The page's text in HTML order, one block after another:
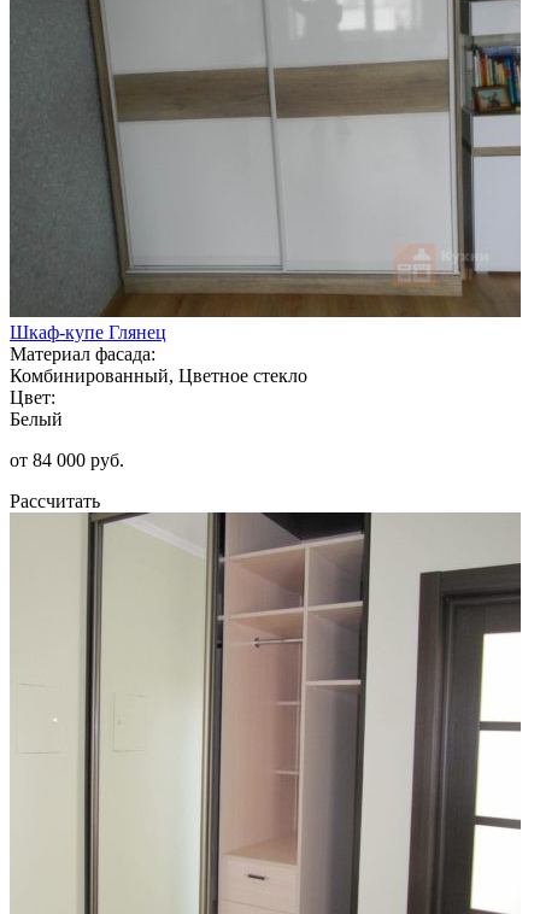
Шкаф-купе Глянец
Материал фасада:
Комбинированный, Цветное стекло
Цвет:
Белый
от 84 000 руб.
Рассчитать